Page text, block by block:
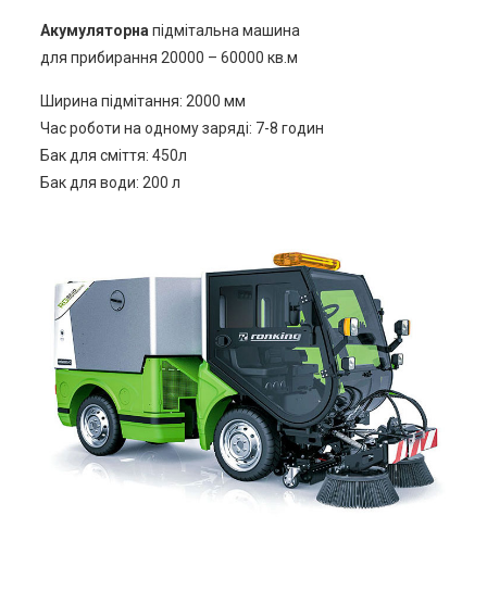
Акумуляторна підмітальна машина
для прибирання 20000 – 60000 кв.м
Ширина підмітання: 2000 мм
Час роботи на одному заряді: 7-8 годин
Бак для сміття: 450л
Бак для води: 200 л